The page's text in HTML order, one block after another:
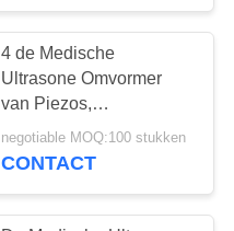
4 de Medische
Ultrasone Omvormer
van Piezos,
Huidgaszuiveraar 25 de
Ultrasone Omvormer
negotiable MOQ:100 stukken
CONTACT